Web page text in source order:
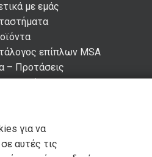
με εμάς
επίπλων MSA
– Προτάσεις
για να
αυτές τις